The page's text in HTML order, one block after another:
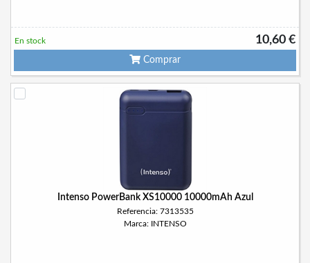
10,60 €
En stock
Comprar
Intenso PowerBank XS10000 10000mAh Azul
Referencia: 7313535
Marca: INTENSO